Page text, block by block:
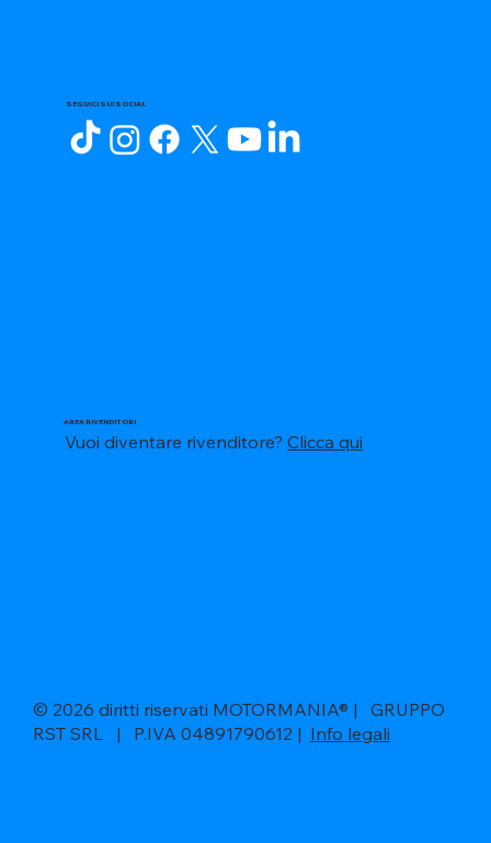
SEGUICI SUI SOCIAL
AREA RIVENDITORI
Vuoi diventare rivenditore?Clicca qui
© 2026 diritti riservati MOTORMANIA® | GRUPPO
RST SRL | P.IVA 04891790612 | Info legali